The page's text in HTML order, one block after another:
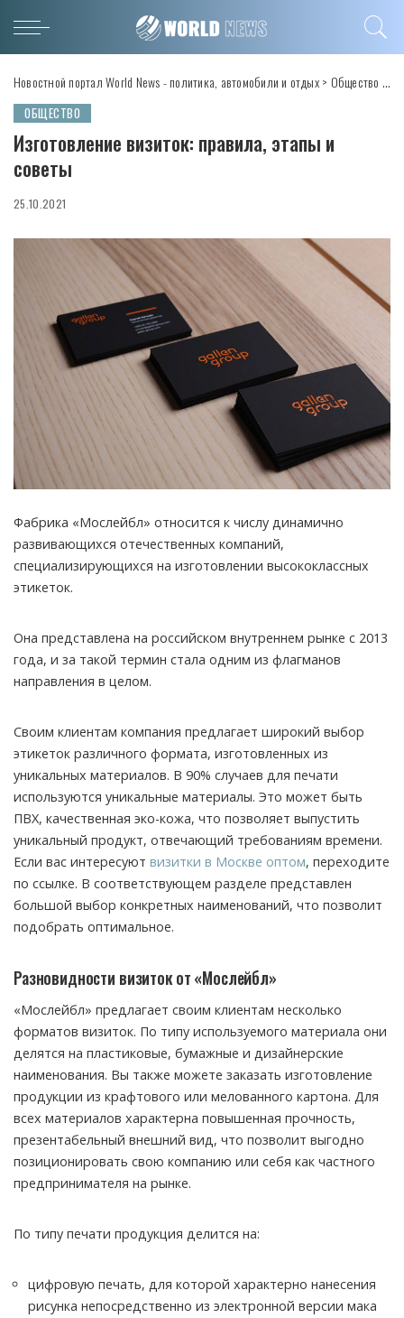
Новостной портал World News - политика, автомобили и отдых> Общество
ОБЩЕСТВО
Изготовление визиток: правила, этапы и
советы
25.10.2021
Фабрика «Мослейбл» относится к числу динамично
развивающихся отечественных компаний,
специализирующихся на изготовлении высококлассных
этикеток.
Она представлена на российском внутреннем рынке с 2013
года, и за такой термин стала одним из флагманов
направления в целом.
Своим клиентам компания предлагает широкий выбор
этикеток различного формата, изготовленных из
уникальных материалов. В 90% случаев для печати
используются уникальные материалы. Это может быть
ПВХ, качественная эко-кожа, что позволяет выпустить
уникальный продукт, отвечающий требованиям времени.
Если вас интересуют визитки в Москве оптом, переходите
по ссылке. В соответствующем разделе представлен
большой выбор конкретных наименований, что позволит
подобрать оптимальное.
Разновидности визиток от «Мослейбл»
«Мослейбл» предлагает своим клиентам несколько
форматов визиток. По типу используемого материала они
делятся на пластиковые, бумажные и дизайнерские
наименования. Вы также можете заказать изготовление
продукции из крафтового или мелованного картона. Для
всех материалов характерна повышенная прочность,
презентабельный внешний вид, что позволит выгодно
позиционировать свою компанию или себя как частного
предпринимателя на рынке.
По типу печати продукция делится на:
цифровую печать, для которой характерно нанесения
рисунка непосредственно из электронной версии мака